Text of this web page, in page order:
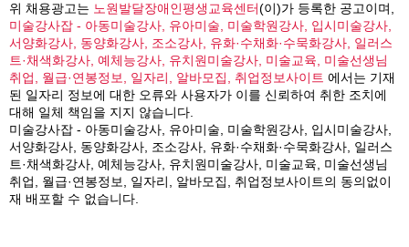
위 채용광고는 노원발달장애인평생교육센터(이)가 등록한 공고이며,
미술강사잡 - 아동미술강사, 유아미술, 미술학원강사, 입시미술강사,
서양화강사, 동양화강사, 조소강사, 유화·수채화·수묵화강사, 일러스
트·채색화강사, 예체능강사, 유치원미술강사, 미술교육, 미술선생님
취업, 월급·연봉정보, 일자리, 알바모집, 취업정보사이트 에서는 기재
된 일자리 정보에 대한 오류와 사용자가 이를 신뢰하여 취한 조치에
대해 일체 책임을 지지 않습니다.
미술강사잡 - 아동미술강사, 유아미술, 미술학원강사, 입시미술강사,
서양화강사, 동양화강사, 조소강사, 유화·수채화·수묵화강사, 일러스
트·채색화강사, 예체능강사, 유치원미술강사, 미술교육, 미술선생님
취업, 월급·연봉정보, 일자리, 알바모집, 취업정보사이트의 동의없이
재 배포할 수 없습니다.